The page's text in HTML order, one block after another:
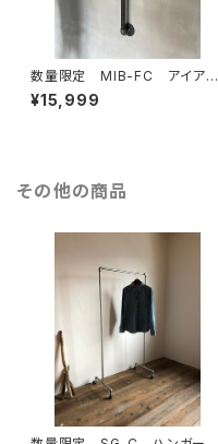
数量限定 MIB-FC アイアン
バー ガス管 ドアノブ ハン
ドル 取手 ランドリールー
¥15,999
その他の商品